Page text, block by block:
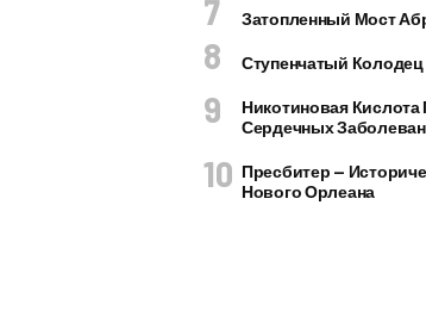
Затопленный Мост
Ступенчатый
Никотиновая
Сердечных
Пресбитер —
Нового Орлеана